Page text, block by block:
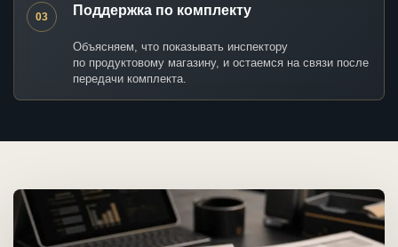
03 Поддержка по комплекту
Объясняем, что показывать инспектору
по продуктовому магазину, и остаемся на связи после
передачи комплекта.